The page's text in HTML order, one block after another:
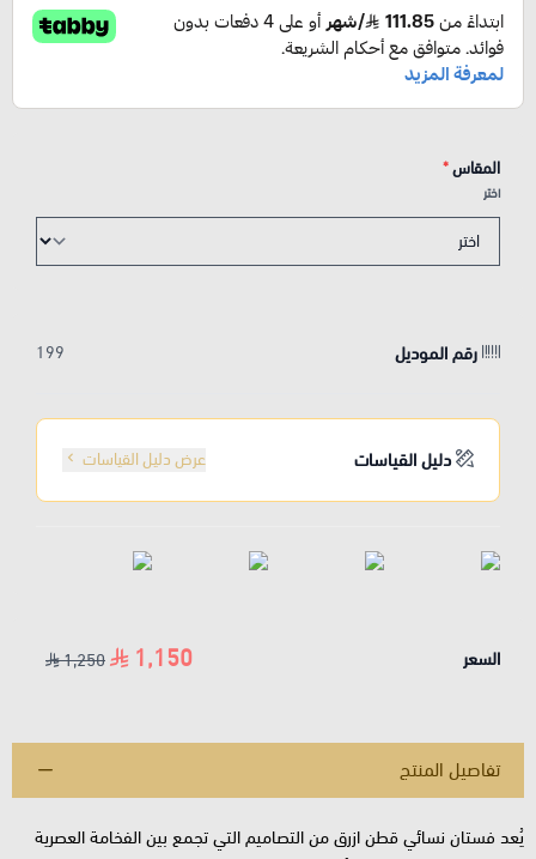
المقاس*
اختر
رقم الموديل 199
دليل القياسات عرض دليل القياسات
السعر 1,150
1,250
تفاصيل المنتج
يُعد فستان نسائي قطن ازرق من التصاميم التي تجمع بين الفخامة العصرية